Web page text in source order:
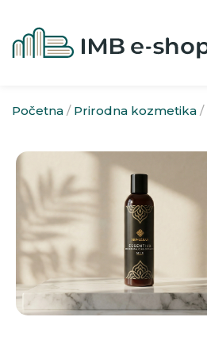
Početna / Prirodna kozmetika /